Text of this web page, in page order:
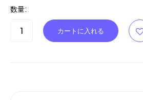
数量: